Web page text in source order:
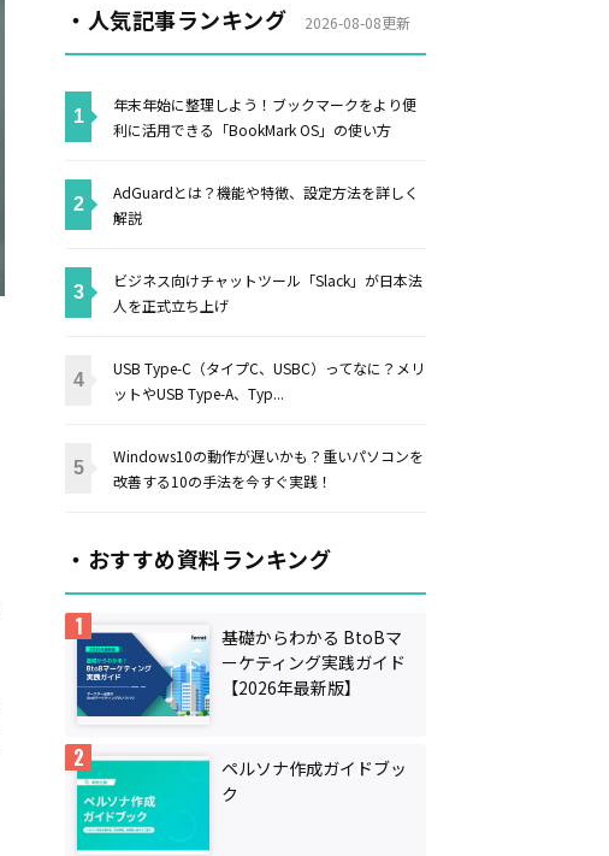
・人気記事ランキング 2026-08-08更新
年末年始に整理しよう！ブックマークをより便
利に活用できる「BookMark OS」の使い方
AdGuardとは？機能や特徴、設定方法を詳しく
解説
ビジネス向けチャットツール「Slack」が日本法
人を正式立ち上げ
USB Type-C（タイプC、USBC）ってなに？メリ
ットやUSB Type-A、Typ...
Windows10の動作が遅いかも？重いパソコンを
改善する10の手法を今すぐ実践！
・おすすめ資料ランキング
基礎からわかる BtoBマ
ーケティング実践ガイド
【2026年最新版】
ペルソナ作成ガイドブッ
ク